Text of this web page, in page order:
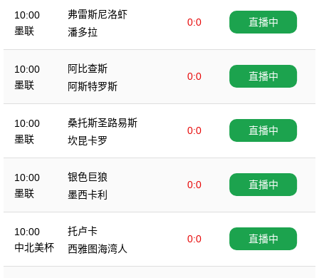
10:00
墨联
弗雷斯尼洛虾
0:0
潘多拉
直播中
10:00
墨联
阿比查斯
0:0
阿斯特罗斯
直播中
10:00
墨联
桑托斯圣路易斯
0:0
坎昆卡罗
直播中
10:00
墨联
银色巨狼
0:0
墨西卡利
直播中
10:00
中北美杯
托卢卡
0:0
西雅图海湾人
直播中